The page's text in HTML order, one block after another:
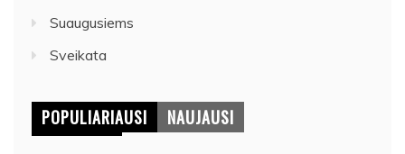
Suaugusiems
Sveikata
POPULIARIAUSI NAUJAUSI